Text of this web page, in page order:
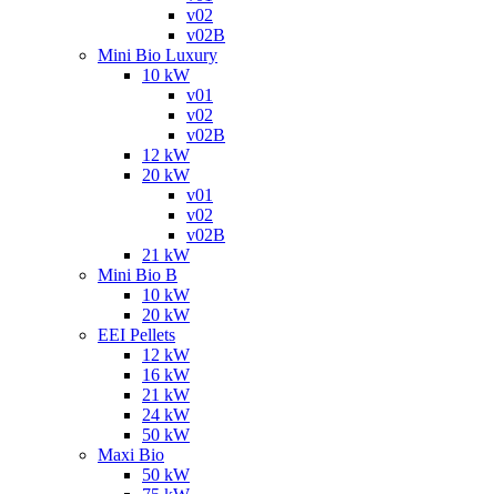
v02
v02B
Mini Bio Luxury
10 kW
v01
v02
v02B
12 kW
20 kW
v01
v02
v02B
21 kW
Mini Bio B
10 kW
20 kW
EEI Pellets
12 kW
16 kW
21 kW
24 kW
50 kW
Maxi Bio
50 kW